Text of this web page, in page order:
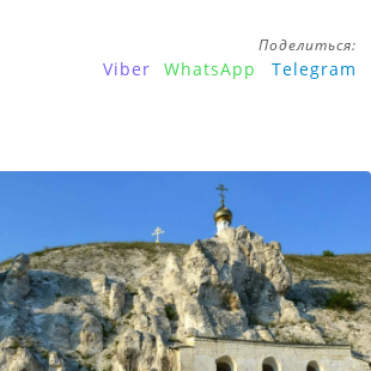
Поделиться:
Viber WhatsApp Telegram